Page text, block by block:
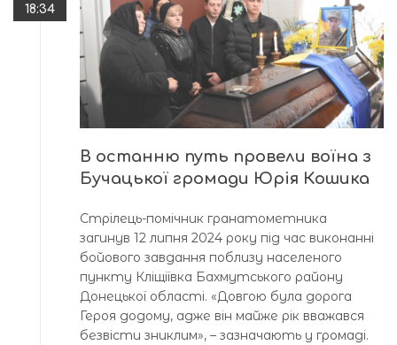
18:34
В останню путь провели воїна з
Бучацької громади Юрія Кошика
Стрілець-помічник гранатометника
загинув 12 липня 2024 року під час виконанні
бойового завдання поблизу населеного
пункту Кліщіївка Бахмутського району
Донецької області. «Довгою була дорога
Героя додому, адже він майже рік вважався
безвісти зниклим», – зазначають у громаді.